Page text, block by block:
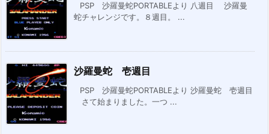
PSP 沙羅曼蛇PORTABLEより 八週目 沙羅曼
蛇チャレンジです。８週目。 ...
沙羅曼蛇 壱週目
PSP 沙羅曼蛇PORTABLEより 沙羅曼蛇 壱週目
さて始まりました。一つ ...